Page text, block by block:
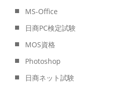
MS-Office
日商PC検定試験
MOS資格
Photoshop
日商ネット試験